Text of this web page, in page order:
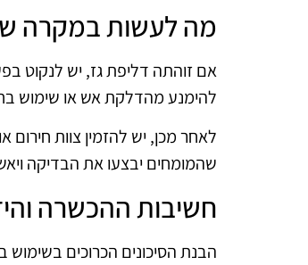
מה לעשות במקרה
אם זוהתה דליפת גז, יש לנקוט
להימנע מהדלקת אש או שימוש
לאחר מכן, יש להזמין צוות
שהמומחים יבצעו את הבדיקה
חשיבות ההכשרה
הבנת הסיכונים הכרוכים